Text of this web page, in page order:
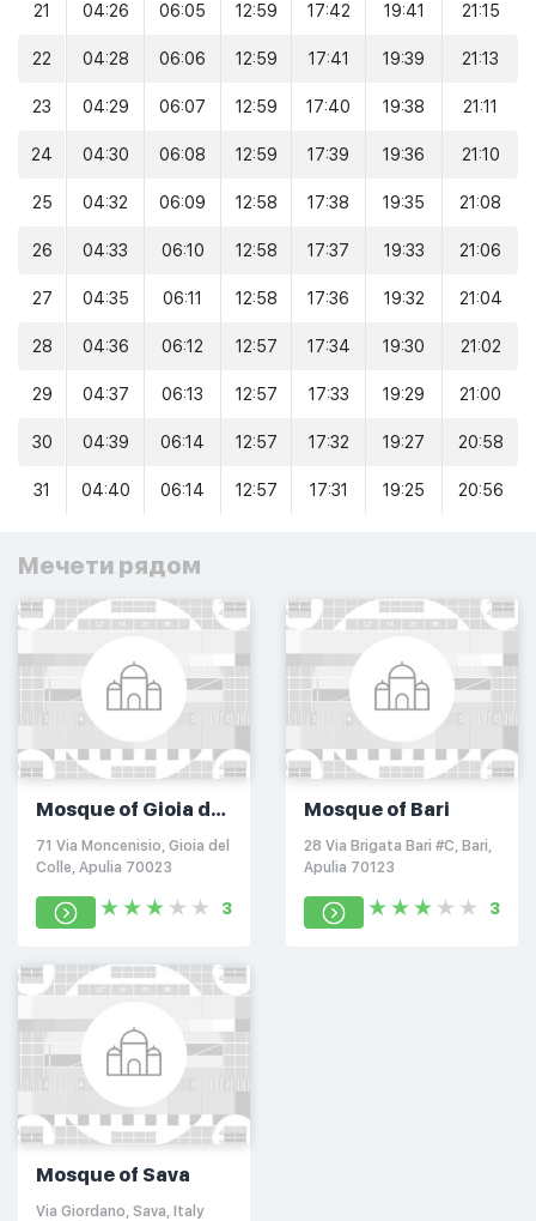
21 04:26 06:05 12:59 17:42 19:41 21:15
22 04:28 06:06 12:59 17:41 19:39 21:13
23 04:29 06:07 12:59 17:40 19:38 21:11
24 04:30 06:08 12:59 17:39 19:36 21:10
25 04:32 06:09 12:58 17:38 19:35 21:08
26 04:33 06:10 12:58 17:37 19:33 21:06
27 04:35 06:11 12:58 17:36 19:32 21:04
28 04:36 06:12 12:57 17:34 19:30 21:02
29 04:37 06:13 12:57 17:33 19:29 21:00
30 04:39 06:14 12:57 17:32 19:27 20:58
31 04:40 06:14 12:57 17:31 19:25 20:56
Мечети рядом
Mosque of Gioia del
Colle
71 Via Moncenisio, Gioia del
Colle, Apulia 70023
3
Mosque of Bari
28 Via Brigata Bari #C, Bari,
Apulia 70123
3
Mosque of Sava
Via Giordano, Sava, Italy